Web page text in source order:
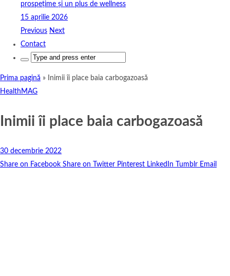
prospețime și un plus de wellness
15 aprilie 2026
Previous Next
Contact
Search
Prima pagină »
Inimii îi place baia carbogazoasă
HealthMAG
Inimii îi place baia carbogazoasă
30 decembrie 2022
Share on Facebook Share on Twitter Pinterest LinkedIn Tumblr Email